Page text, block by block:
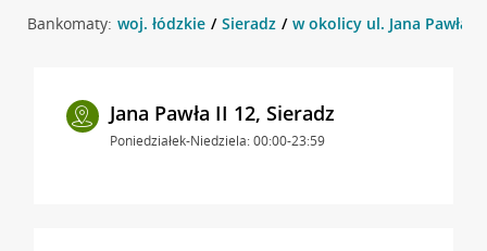
Bankomaty: woj. łódzkie Sieradz w okolicy ul. Jana Pawła
Jana Pawła II 12, Sieradz
Poniedziałek-Niedziela: 00:00-23:59